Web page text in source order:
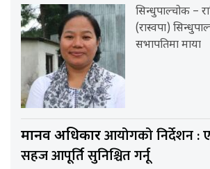
सिन्धुपाल्चोक –
(रास्वपा)
सभापतिमा माया
मानव अधिकारआयोगको निर्देशन :
सहज आपूर्ति सुनिश्चित गर्नू